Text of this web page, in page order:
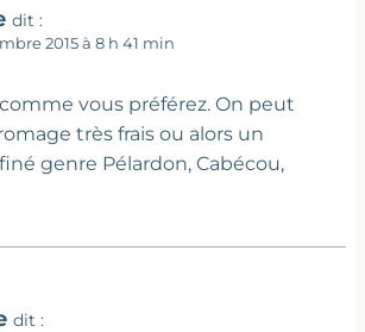
dit :
2015 à 8 h 41 min
comme vous préférez. On peut
très frais ou alors un
genre Pélardon, Cabécou,
dit :